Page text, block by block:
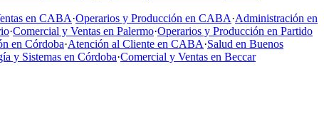
en CABA·Operarios y Producción en CABA·Administración en
·Comercial y Ventas en Palermo·Operarios y Producción en Partido
en Córdoba·Atención al Cliente en CABA·Salud en Buenos
y Sistemas en Córdoba·Comercial y Ventas en Beccar